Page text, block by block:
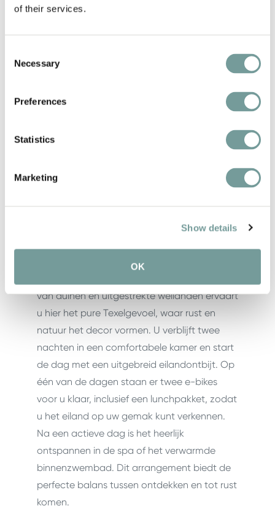
of their services.
Selection
Necessary
Preferences
Statistics
Marketing
Show details
OK
Texel
Speciaal voor de lezers van Arts en Auto
arrangement samengesteld voor een
van duinen en uitgestrekte weilanden ervaart
u hier het pure Texelgevoel, waar rust en
natuur het decor vormen. U verblijft twee
nachten in een comfortabele kamer en start
de dag met een uitgebreid eilandontbijt. Op
één van de dagen staan er twee e-bikes
voor u klaar, inclusief een lunchpakket, zodat
u het eiland op uw gemak kunt verkennen.
Na een actieve dag is het heerlijk
ontspannen in de spa of het verwarmde
binnenzwembad. Dit arrangement biedt de
perfecte balans tussen ontdekken en tot rust
komen.